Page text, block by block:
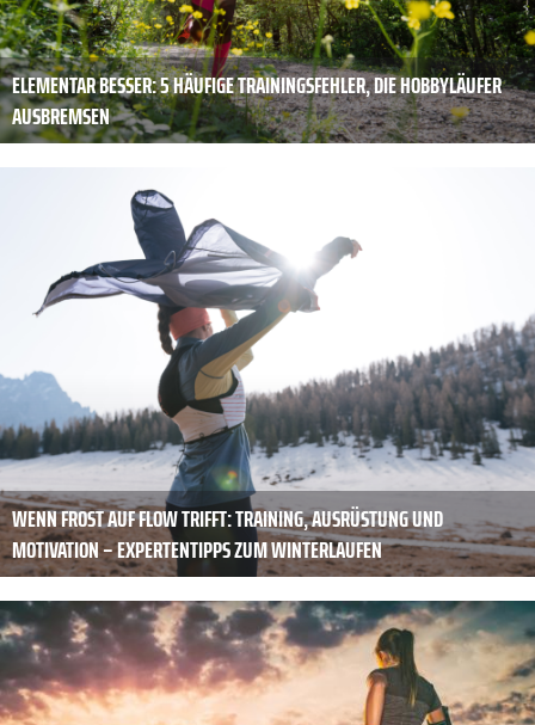
ELEMENTAR BESSER: 5 HÄUFIGE TRAININGSFEHLER, DIE HOBBYLÄUFER
AUSBREMSEN
WENN FROST AUF FLOW TRIFFT: TRAINING, AUSRÜSTUNG UND
MOTIVATION – EXPERTENTIPPS ZUM WINTERLAUFEN